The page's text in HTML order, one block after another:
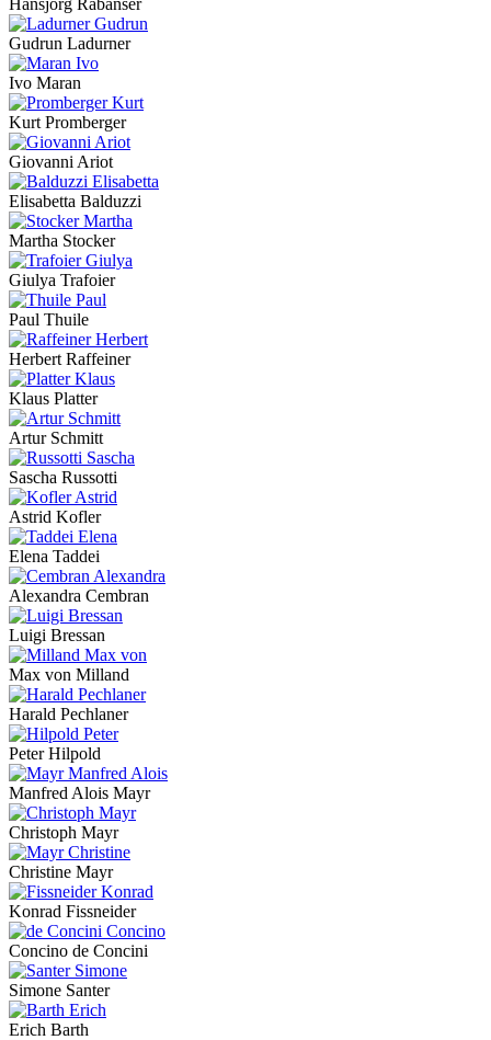
Gudrun Ladurner
Ivo Maran
Kurt Promberger
Giovanni Ariot
Elisabetta Balduzzi
Martha Stocker
Giulya Trafoier
Paul Thuile
Herbert Raffeiner
Klaus Platter
Artur Schmitt
Sascha Russotti
Astrid Kofler
Elena Taddei
Alexandra Cembran
Luigi Bressan
Max von Milland
Harald Pechlaner
Peter Hilpold
Manfred Alois Mayr
Christoph Mayr
Christine Mayr
Konrad Fissneider
Concino de Concini
Simone Santer
Erich Barth